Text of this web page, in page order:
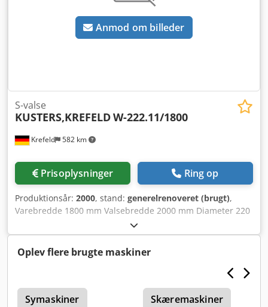
er velkommen inden køb. Video er tilgængelig. Placering
Valga, Estland Demontering og transport Køber er
ansvarlig for demontering, læsning og transport.
Salgsvilkår Sælges som beset, hvor det er, uden garanti. En
Anmod om billeder
Krefeld 582 km
S-valse
KUSTERS,KREFELDW-222.11/1800
Prisoplysninger Ring op
Produktionsår: 2000, stand: generelrenoveret (brugt),
Varebredde 1800 mm Valsebredde 2000 mm Diameter 220
mm Gummibelægning Blødt gummi Gummikvalitet R89,
rødbrun Gummihårdhed 75° Shore Type 222.11/1800 S-
valse komplet renoveret og nypålagt gummi i 2025
Cjdpowz Rryofx Adqsrf
Oplev flere brugte maskiner
Symaskiner Skæremaskiner